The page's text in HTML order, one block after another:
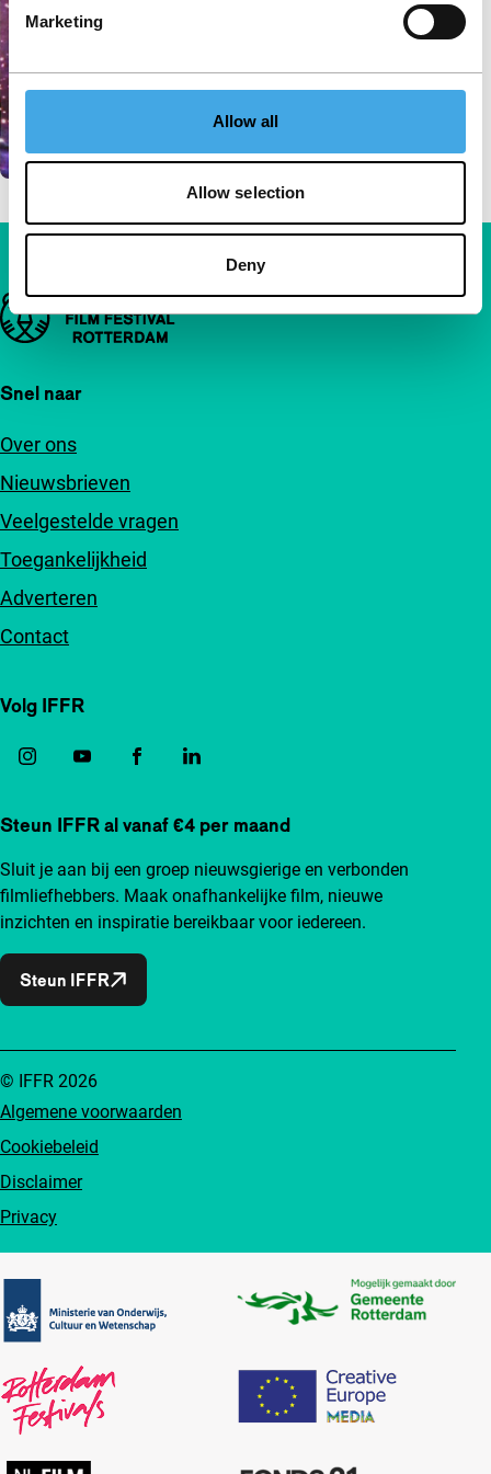
Marketing
Allow all
Allow selection
Deny
Belangrijke links
Snel naar
Over ons
Nieuwsbrieven
Veelgestelde vragen
Toegankelijkheid
Adverteren
Contact
Volg IFFR
Steun IFFR al vanaf €4 per maand
Sluit je aan bij een groep nieuwsgierige en verbonden
filmliefhebbers. Maak onafhankelijke film, nieuwe
inzichten en inspiratie bereikbaar voor iedereen.
Steun IFFR
Algemene voorwaarden
Cookiebeleid
Disclaimer
Privacy
© IFFR 2026